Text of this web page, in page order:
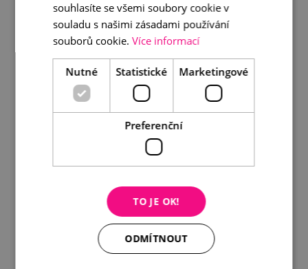
DETAIL DO KOŠÍKU
souhlasíte se všemi soubory cookie v
souladu s našimi zásadami používání
souborů cookie. Více informací
Nutné Statistické Marketingové
Preferenční
TO JE OK!
ODMÍTNOUT